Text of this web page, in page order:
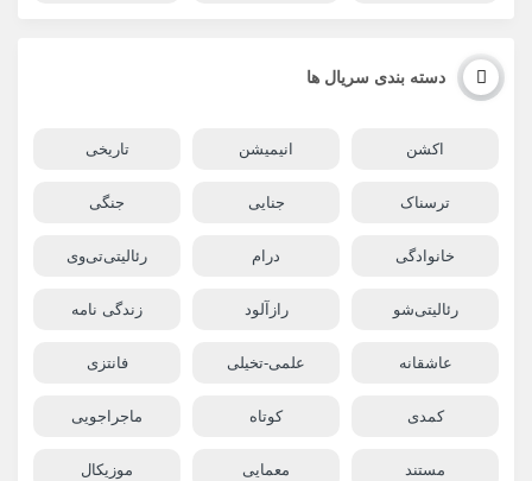
دسته بندی سریال ها
اکشن انیمیشن تاریخی
ترسناک جنایی جنگی
خانوادگی درام رئالیتی‌تی‌وی
رئالیتی‌شو رازآلود زندگی نامه
عاشقانه علمی-تخیلی فانتزی
کمدی کوتاه ماجراجویی
مستند معمایی موزیکال